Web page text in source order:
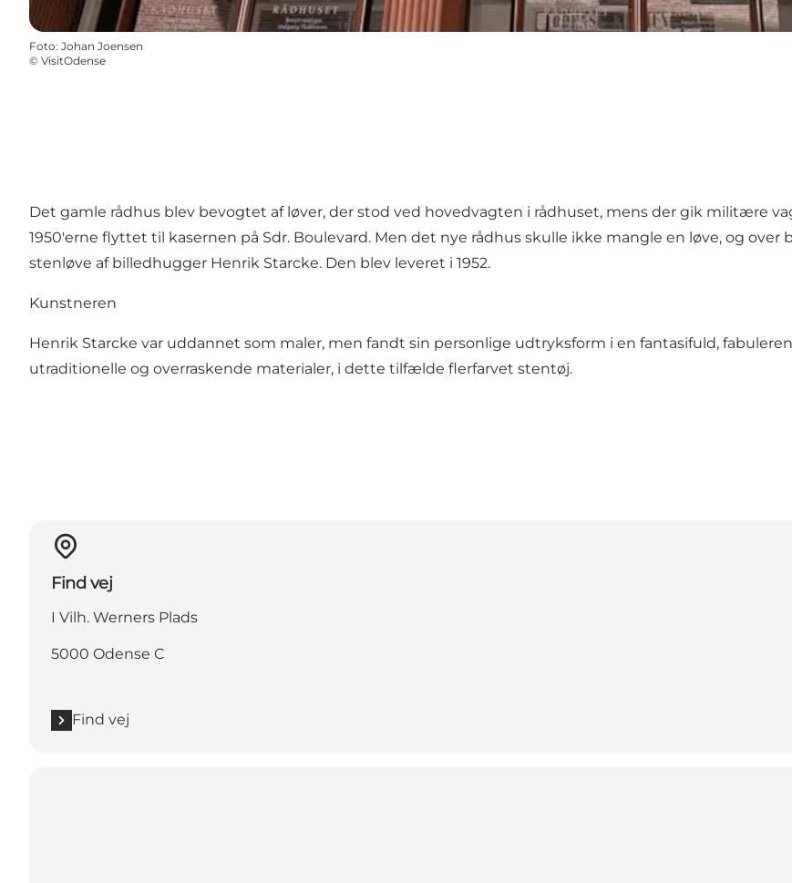
Foto: Johan Joensen
© VisitOdense
Det gamle rådhus blev bevogtet af løver, der stod ved hovedvagten i rådhuset, mens der gik militære
1950'erne flyttet til kasernen på Sdr. Boulevard. Men det nye rådhus skulle ikke mangle en løve, og over
stenløve af billedhugger Henrik Starcke. Den blev leveret i 1952.
Kunstneren
Henrik Starcke var uddannet som maler, men fandt sin personlige udtryksform i en fantasifuld,
utraditionelle og overraskende materialer, i dette tilfælde flerfarvet stentøj.
Find vej
I Vilh. Werners Plads
5000 Odense C
Find vej